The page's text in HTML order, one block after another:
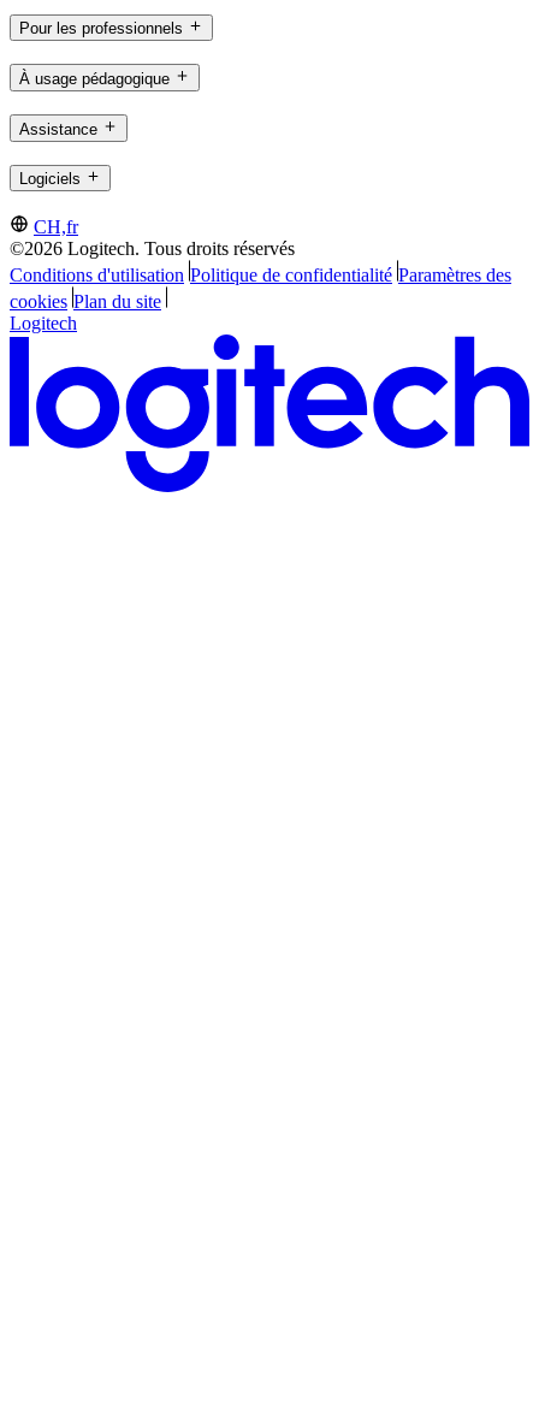
Pour les professionnels
À usage pédagogique
Assistance
Logiciels
CH,fr
©2026 Logitech. Tous droits réservés
Conditions d'utilisation Politique de confidentialité Paramètres des
cookies Plan du site
Logitech